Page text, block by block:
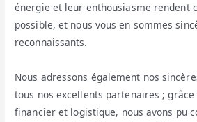
énergie et leur enthousiasme rendent
possible, et nous vous en sommes
reconnaissants.
Nous adressons également nos
tous nos excellents partenaires ;
financier et logistique, nous avons pu